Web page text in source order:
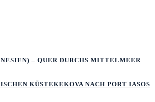
– QUER DURCHS MITTELMEER
KÜSTEKEKOVA NACH PORT IASOS